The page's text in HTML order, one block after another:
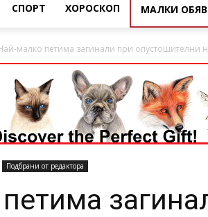
СПОРТ ХОРОСКОП МАЛКИ
малко петима загинали при опустошителни
Подбрани от редактора